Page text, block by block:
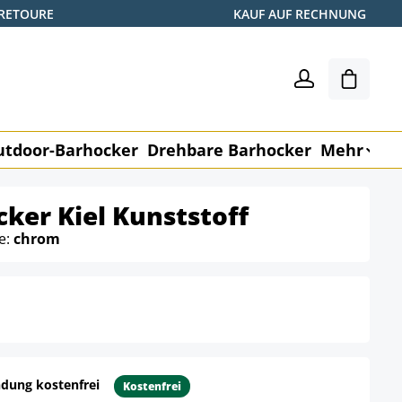
KAUF AUF RECHNUNG
Barhocker Drehbare Barhocker Mehr
Kiel Kunststoff
chrom
kostenfrei Kostenfrei